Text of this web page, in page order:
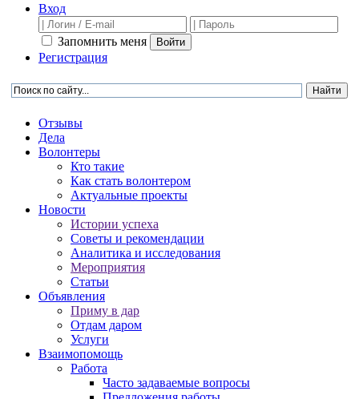
Вход
Запомнить меня Войти
Регистрация
Отзывы
Дела
Волонтеры
Кто такие
Как стать волонтером
Актуальные проекты
Новости
Истории успеха
Советы и рекомендации
Аналитика и исследования
Мероприятия
Статьи
Объявления
Приму в дар
Отдам даром
Услуги
Взаимопомощь
Работа
Часто задаваемые вопросы